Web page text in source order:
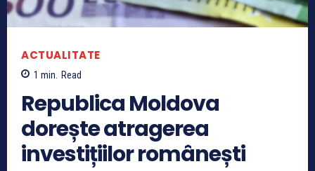
ACTUALITATE
1 min. Read
Republica Moldova
dorește atragerea
investițiilor românești